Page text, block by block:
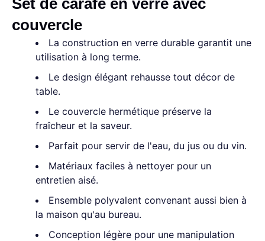
Set de carafe en verre avec
couvercle
La construction en verre durable garantit une
utilisation à long terme.
Le design élégant rehausse tout décor de
table.
Le couvercle hermétique préserve la
fraîcheur et la saveur.
Parfait pour servir de l'eau, du jus ou du vin.
Matériaux faciles à nettoyer pour un
entretien aisé.
Ensemble polyvalent convenant aussi bien à
la maison qu'au bureau.
Conception légère pour une manipulation